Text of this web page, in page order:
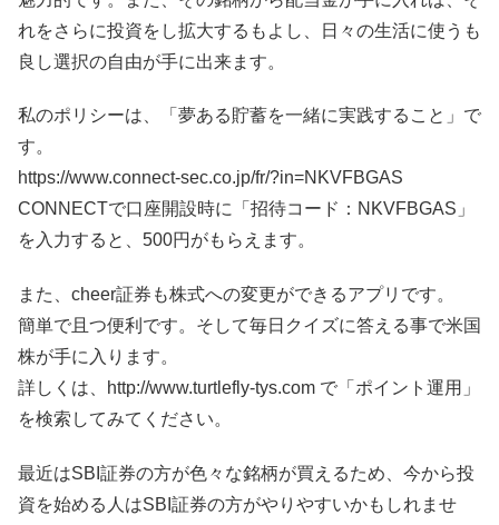
れをさらに投資をし拡大するもよし、日々の生活に使うも
良し選択の自由が手に出来ます。
私のポリシーは、「夢ある貯蓄を一緒に実践すること」で
す。
https://www.connect-sec.co.jp/fr/?in=NKVFBGAS
CONNECTで口座開設時に「招待コード：NKVFBGAS」
を入力すると、500円がもらえます。
また、cheer証券も株式への変更ができるアプリです。
簡単で且つ便利です。そして毎日クイズに答える事で米国
株が手に入ります。
詳しくは、http://www.turtlefly-tys.com で「ポイント運用」
を検索してみてください。
最近はSBI証券の方が色々な銘柄が買えるため、今から投
資を始める人はSBI証券の方がやりやすいかもしれませ